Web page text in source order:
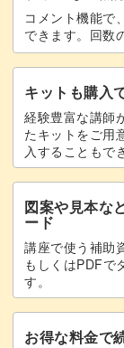
コメント機能で
できます。回数
キットも購入
経験豊富な講師
たキットをご用
入することもで
図案や見本な
ード
講座で使う補助
もしくはPDFで
す。
お得な料金で